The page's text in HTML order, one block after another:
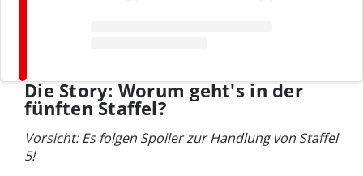
Die Story: Worum geht's in der
fünften Staffel?
Vorsicht: Es folgen Spoiler zur Handlung von Staffel
5!